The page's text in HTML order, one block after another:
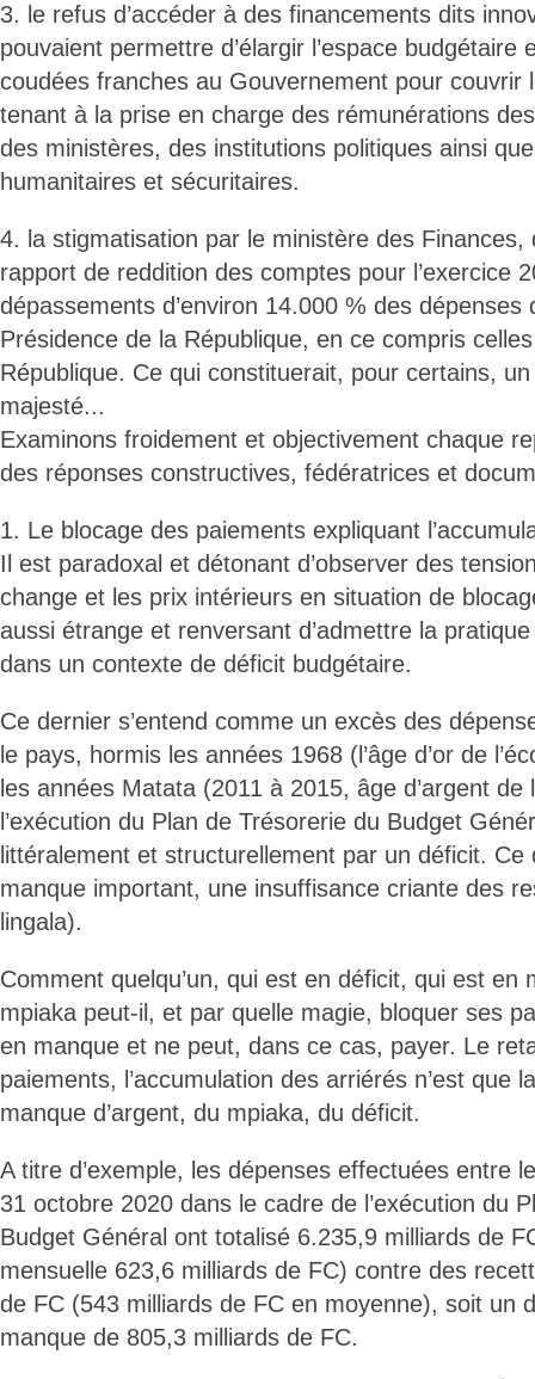
3. le refus d’accéder à des financements dits
pouvaient permettre d’élargir l’espace budgétaire
coudées franches au Gouvernement pour couvrir
tenant à la prise en charge des rémunérations
des ministères, des institutions politiques ainsi
humanitaires et sécuritaires.
4. la stigmatisation par le ministère des Finances,
rapport de reddition des comptes pour l’exercice
dépassements d’environ 14.000 % des dépenses
Présidence de la République, en ce compris
République. Ce qui constituerait, pour certains,
majesté...
Examinons froidement et objectivement chaque
des réponses constructives, fédératrices et
1. Le blocage des paiements expliquant
Il est paradoxal et détonant d’observer des
change et les prix intérieurs en situation de
aussi étrange et renversant d’admettre la
dans un contexte de déficit budgétaire.
Ce dernier s’entend comme un excès des
le pays, hormis les années 1968 (l’âge d’or de
les années Matata (2011 à 2015, âge d’argent de
l’exécution du Plan de Trésorerie du Budget
littéralement et structurellement par un déficit.
manque important, une insuffisance criante des
lingala).
Comment quelqu’un, qui est en déficit, qui est en
mpiaka peut-il, et par quelle magie, bloquer ses
en manque et ne peut, dans ce cas, payer. Le
paiements, l’accumulation des arriérés n’est que
manque d’argent, du mpiaka, du déficit.
A titre d’exemple, les dépenses effectuées entre
31 octobre 2020 dans le cadre de l’exécution du
Budget Général ont totalisé 6.235,9 milliards de
mensuelle 623,6 milliards de FC) contre des
de FC (543 milliards de FC en moyenne), soit un
manque de 805,3 milliards de FC.